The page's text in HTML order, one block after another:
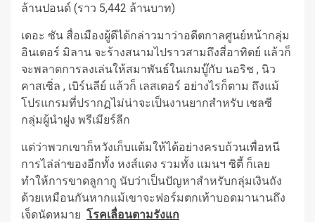
ล้านปอนด์ (ราว 5,442 ล้านบาท)
เดอะ ซัน สื่อเมืองผู้ดีได้กล่าวมาว่าอดีตกาลศูนย์หน้ากลุ่ม
อินเตอร์ มิลาน จะร้างสนามไปราวสามถึงสี่อาทิตย์ แล้วก็
จะพลาดการลงเล่นให้สมาพันธ์ในเกมบู๊กับ นอริช , นิว
คาสเซิ่ล , เบิร์นลีย์ แล้วก็ เลสเตอร์ อย่างไรก็ตาม ถึงแม้
โปรแกรมที่ปรากฏไม่น่าจะเป็นงานยากสำหรับ เชลซี
กลุ่มผู้นำฝูง พรีเมียร์ลีก
แต่ว่าพวกเขาก็หวังเก็บแต้มให้ได้อย่างครบถ้วนเพื่อหนี
การไล่ล่าของอีกทั้ง หงส์แดง รวมทั้ง แมนฯ ซิตี้ ก็เลย
ทำให้การขาดลูกากู นับว่าเป็นปัญหาสำหรับกลุ่มเงินถัง
ด้วยเหมือนกันหากแม้เขาจะฟอร์มตกเท้าบอดมานานถึง
เจ็ดนัดหมาย โรคเลื่อนตามรังแก